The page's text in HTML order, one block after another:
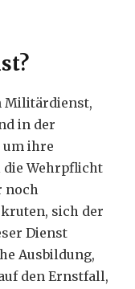
Militärdienst,
in der
um ihre
Wehrpflicht
noch
sich der
Dienst
Ausbildung,
den Ernstfall,